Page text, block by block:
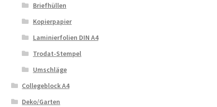
Briefhüllen
Kopierpapier
Laminierfolien DIN A4
Trodat-Stempel
Umschläge
Collegeblock A4
Deko/Garten